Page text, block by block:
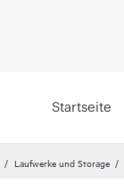
Startseite
Laufwerke und Storage